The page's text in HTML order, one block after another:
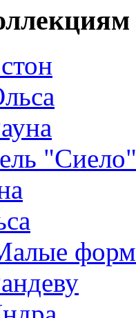
"Сиело"